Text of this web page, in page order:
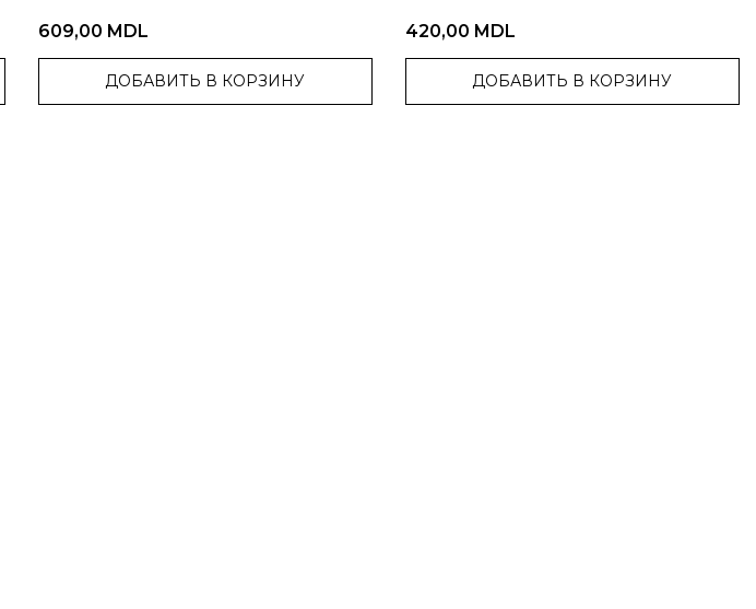
609,00 MDL
ДОБАВИТЬ В КОРЗИНУ
420,00 MDL
ДОБАВИТЬ В КОРЗИНУ